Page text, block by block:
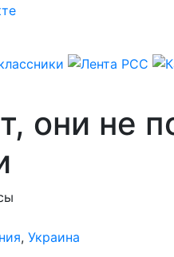
они не
, Украина